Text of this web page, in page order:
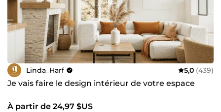
Linda_Harf 5,0 (439)
Je vais faire le design intérieur de votre espace
À partir de 24,97 $US